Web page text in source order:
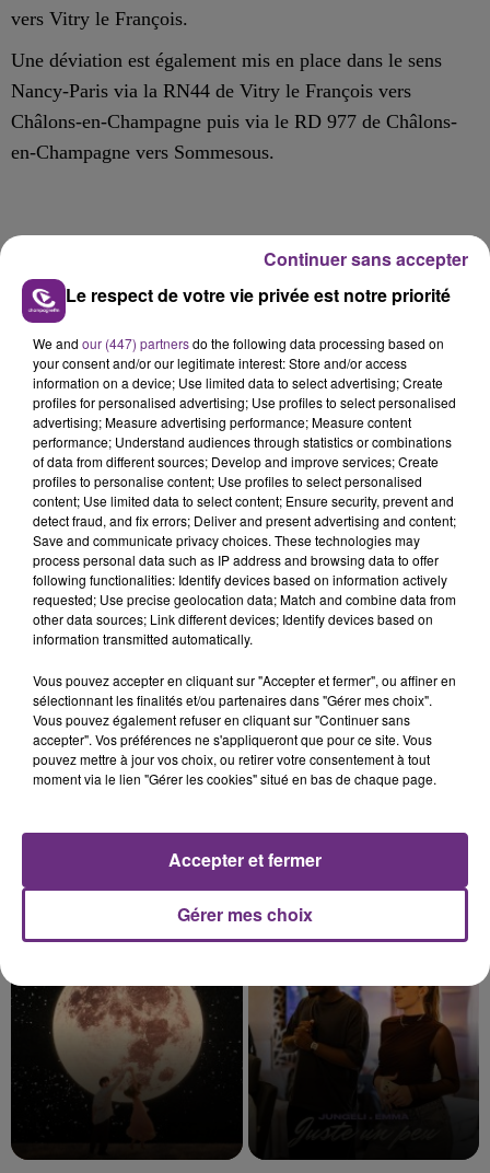
vers Vitry le François.
Une déviation est également mis en place dans le sens
Nancy-Paris via la RN44 de Vitry le François vers
Châlons-en-Champagne puis via le RD 977 de Châlons-
en-Champagne vers Sommesous.
7 août 2026
LA CENTRALE NUCLÉAIRE DE CHOOZ
TOUJOURS À L'ARRÊT
Cela fait déjà une semaine que la centrale
nucléaire ardennaise est à l'arrêt. Une situation
justifiée par la sécheresse intense qui est toujours
présente.
7 août 2026
LE MAGASIN JOUÉCLUB DE REIMS FERME
rémois. Le magasin JouéClub est contraint de
TITRES DIFFUSÉS
Le respect de votre vie privée est notre priorité
We and our (447) partnersdo the following data processing based on
your consent and/or our legitimate interest: Store and/or access
information on a device; Use limited data to select advertising; Create
profiles for personalised advertising; Use profiles to select personalised
advertising; Measure advertising performance; Measure content
performance; Understand audiences through statistics or combinations
of data from different sources; Develop and improve services; Create
profiles to personalise content; Use profiles to select personalised
content; Use limited data to select content; Ensure security, prevent and
detect fraud, and fix errors; Deliver and present advertising and content;
Save and communicate privacy choices. These technologies may
process personal data such as IP address and browsing data to offer
following functionalities: Identify devices based on information actively
requested; Use precise geolocation data; Match and combine data from
other data sources; Link different devices; Identify devices based on
information transmitted automatically.
Vous pouvez accepter en cliquant sur "Accepter et fermer", ou affiner en
sélectionnant les finalités et/ou partenaires dans "Gérer mes choix".
Vous pouvez également refuser en cliquant sur "Continuer sans
accepter". Vos préférences ne s'appliqueront que pour ce site. Vous
pouvez mettre à jour vos choix, ou retirer votre consentement à tout
moment via le lien "Gérer les cookies" situé en bas de chaque page.
Gérer mes choix
Accepter et fermer
Continuer sans accepter